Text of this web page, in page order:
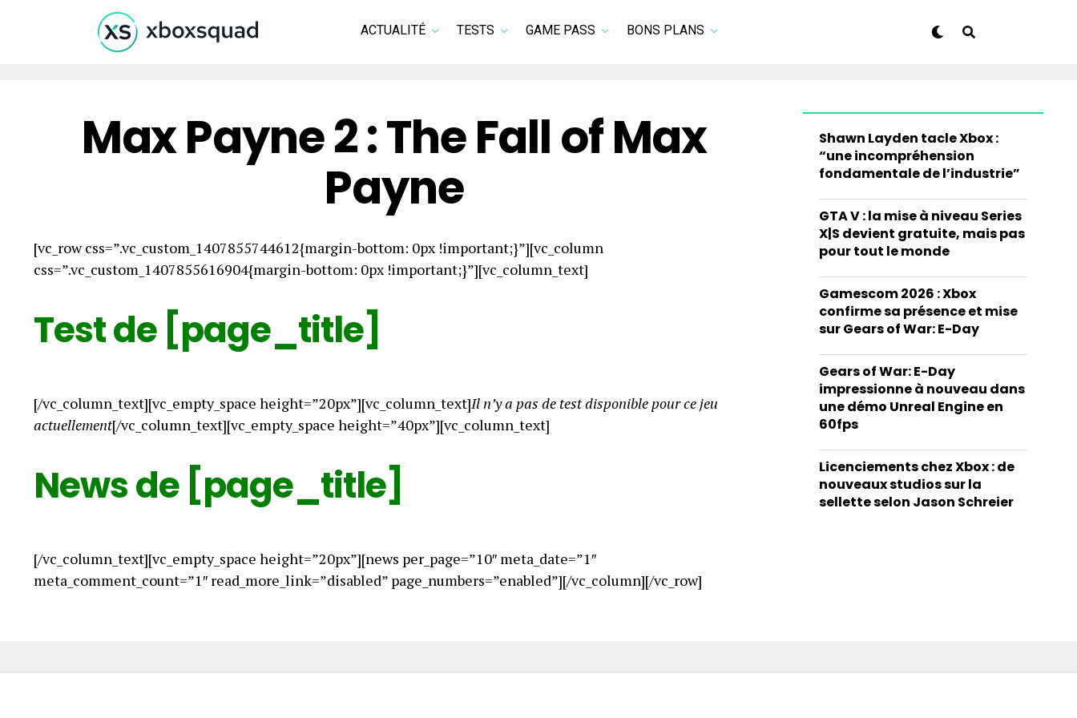
ACTUALITÉ TESTS GAME PASS BONS PLANS
Max Payne 2 : The Fall of Max
Payne
[vc_row css=”.vc_custom_1407855744612{margin-bottom: 0px !important;}”][vc_column
css=”.vc_custom_1407855616904{margin-bottom: 0px !important;}”][vc_column_text]
Test de [page_title]
[/vc_column_text][vc_empty_space height=”20px”][vc_column_text]Il n’y a pas de test disponible pour ce jeu
actuellement[/vc_column_text][vc_empty_space height=”40px”][vc_column_text]
News de [page_title]
[/vc_column_text][vc_empty_space height=”20px”][news per_page=”10″ meta_date=”1″
meta_comment_count=”1″ read_more_link=”disabled” page_numbers=”enabled”][/vc_column][/vc_row]
Shawn Layden tacle Xbox :
“une incompréhension
fondamentale de l’industrie”
GTA V : la mise à niveau Series
X|S devient gratuite, mais pas
pour tout le monde
Gamescom 2026 : Xbox
confirme sa présence et mise
sur Gears of War: E-Day
Gears of War: E-Day
impressionne à nouveau dans
une démo Unreal Engine en
60fps
Licenciements chez Xbox : de
nouveaux studios sur la
sellette selon Jason Schreier